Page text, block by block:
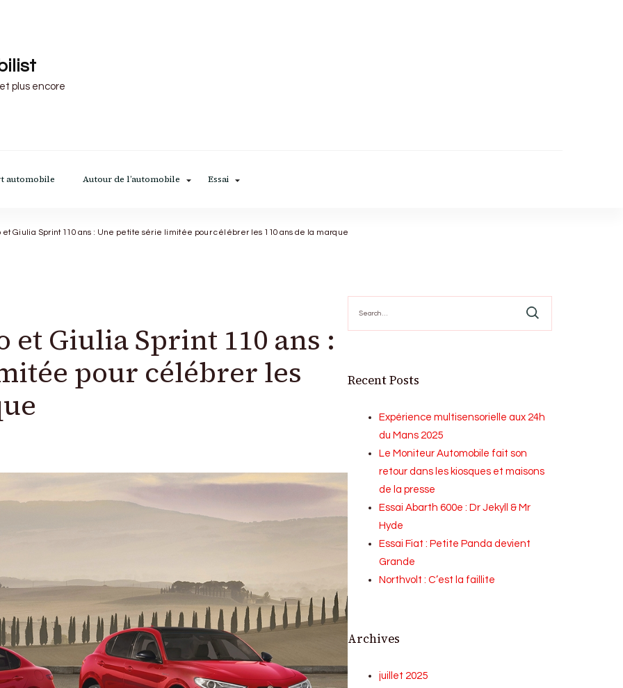
plus encore
automobile Autour de l’automobile Essai
et Giulia Sprint 110 ans : Une petite série limitée pour célébrer les 110 ans de la marque
et Giulia Sprint 110 ans :
pour célébrer les
for:
Recent Posts
Expérience multisensorielle aux 24h
du Mans 2025
Le Moniteur Automobile fait son
retour dans les kiosques et maisons
de la presse
Essai Abarth 600e : Dr Jekyll & Mr
Hyde
Essai Fiat : Petite Panda devient
Grande
Northvolt : C’est la faillite
Archives
juillet 2025